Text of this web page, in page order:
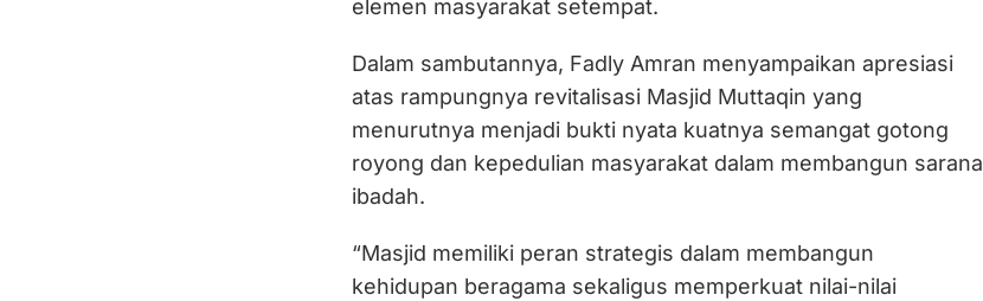
elemen masyarakat setempat.
Dalam sambutannya, Fadly Amran menyampaikan apresiasi
atas rampungnya revitalisasi Masjid Muttaqin yang
menurutnya menjadi bukti nyata kuatnya semangat gotong
royong dan kepedulian masyarakat dalam membangun sarana
ibadah.
“Masjid memiliki peran strategis dalam membangun
kehidupan beragama sekaligus memperkuat nilai-nilai